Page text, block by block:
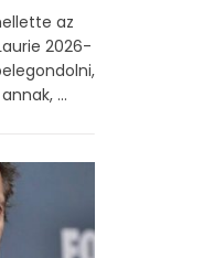
az
2026-
...